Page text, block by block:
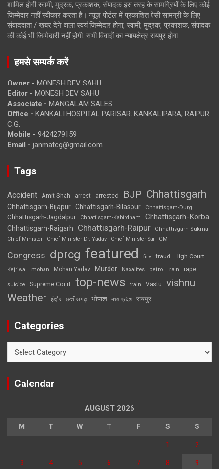
शामिल होगी स्वामी, मुद्रक, प्रकाशक, संपादक इस तरह के सामग्रियों के लिए कोई
ज़िम्मेदार नहीं स्वीकार करता है। न्यूज़ पोर्टल में प्रकाशित ऐसी सामग्री के लिए
संवाददाता / खबर देने वाला स्वयं जिम्मेदार होगा, स्वामी, मुद्रक, प्रकाशक, संपादक
की कोई भी जिम्मेदारी नहीं होगी. सभी विवादों का न्यायक्षेत्र रायपुर होगा
हमसे सम्पर्क करें
Owner - MONESH DEV SAHU
Editor - MONESH DEV SAHU
Associate - MANGALAM SALES
Office - KANKALI HOSPITAL PARISAR, KANKALIPARA, RAIPUR
C.G.
Mobile - 9424279159
Email - janmatcg@gmail.com
Tags
Accident Amit Shah arrest arrested BJP Chhattisgarh
Chhattisgarh-Bijapur Chhattisgarh-Bilaspur Chhattisgarh-Durg
Chhattisgarh-Jagdalpur Chhattisgarh-Kabirdham Chhattisgarh-Korba
Chhattisgarh-Raigarh Chhattisgarh-Raipur
Chhattisgarh-Sukma
Chief Minister
Chief Minister Dr. Yadav Chief Minister Sai CM
Congress dprcg featured fire fraud High Court
Kejriwal mohan Mohan Yadav Murder Naxalites petrol rain rape
suicide Supreme Court top-news train Vastu vishnu
Weather इंदौर छत्तीसगढ़ भोपाल मध्य प्रदेश रायपुर
Categories
Calendar
AUGUST 2026
M T W T F S S
1 2
3 4 5 6 7 8 9